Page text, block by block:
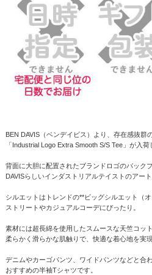
BEN DAVIS（ベンデイビス）より、存在感抜群
「Industrial Logo Extra Smooth S/S Tee」が入荷
背面に大胆に配置されたブランドロゴのバック
DAVISらしいインダストリアルテイストのアー
シルエットはトレンドの**ビッグシルエット（オ
ストリートやカジュアルコーデにぴったり。
素材には超長綿を使用したスムースな天竺コッ
柔らかく滑らかな肌触りで、快適な着心地を実
デニムやカーゴパンツ、ワイドパンツなどと合
おすすめの半袖Tシャツです。